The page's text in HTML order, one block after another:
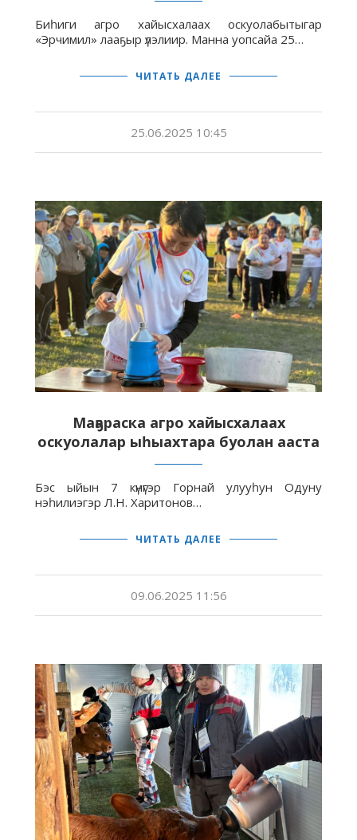
Биһиги агро хайысхалаах оскуолабытыгар
«Эрчимил» лааҕыр үлэлиир. Манна уопсайа 25…
ЧИТАТЬ ДАЛЕЕ
25.06.2025 10:45
Маҕараска агро хайысхалаах
оскуолалар ыһыахтара буолан ааста
Бэс ыйын 7 күнүгэр Горнай улууһун Одуну
нэһилиэгэр Л.Н. Харитонов…
ЧИТАТЬ ДАЛЕЕ
09.06.2025 11:56